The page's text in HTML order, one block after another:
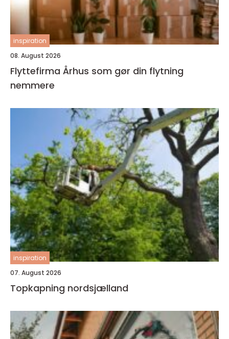
inspiration
08. August 2026
Flyttefirma Århus som gør din flytning
nemmere
inspiration
07. August 2026
Topkapning nordsjælland